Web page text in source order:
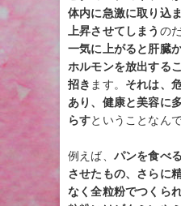
体内に急激に取り込
上昇させてしまう の
一気に上がると肝臓
ホルモンを放出する
招き ます。 それは、
あり、健康と美容に
らすということなんで
例えば、 パンを食べ
させたもの、さらに
なく全粒粉でつくら